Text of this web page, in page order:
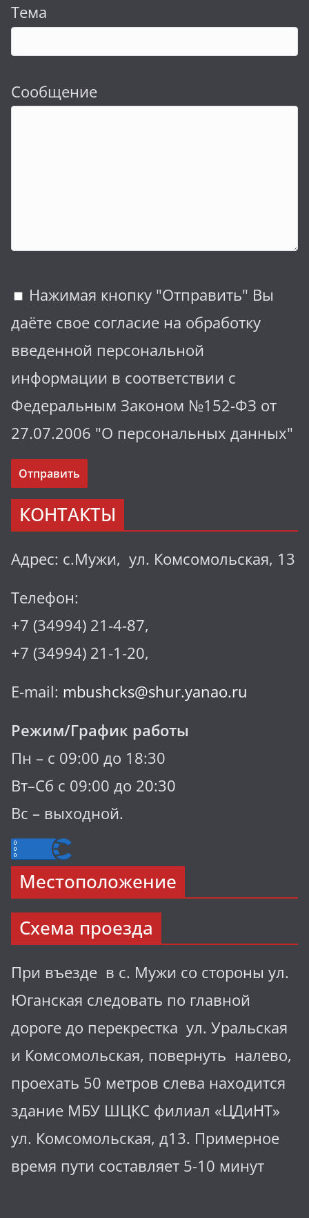
Тема
Сообщение
Нажимая кнопку "Отправить" Вы
даёте свое согласие на обработку
введенной персональной
информации в соответствии с
Федеральным Законом №152-ФЗ от
27.07.2006 "О персональных данных"
КОНТАКТЫ
Адрес: с.Мужи, ул. Комсомольская, 13
Телефон:
+7 (34994) 21-4-87,
+7 (34994) 21-1-20,
E-mail: mbushcks@shur.yanao.ru
Режим/График работы
Пн – с 09:00 до 18:30
Вт–Сб с 09:00 до 20:30
Вс – выходной.
Местоположение
Схема проезда
При въезде в с. Мужи со стороны ул.
Юганская следовать по главной
дороге до перекрестка ул. Уральская
и Комсомольская, повернуть налево,
проехать 50 метров слева находится
здание МБУ ШЦКС филиал «ЦДиНТ»
ул. Комсомольская, д13. Примерное
время пути составляет 5-10 минут